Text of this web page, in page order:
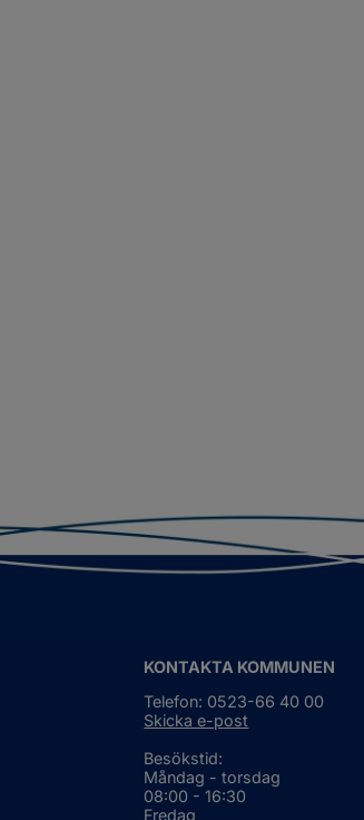
KONTAKTA KOMMUNEN
Telefon: 0523-66 40 00
Skicka e-post
Besökstid:
Måndag - torsdag
08:00 - 16:30
Fredag